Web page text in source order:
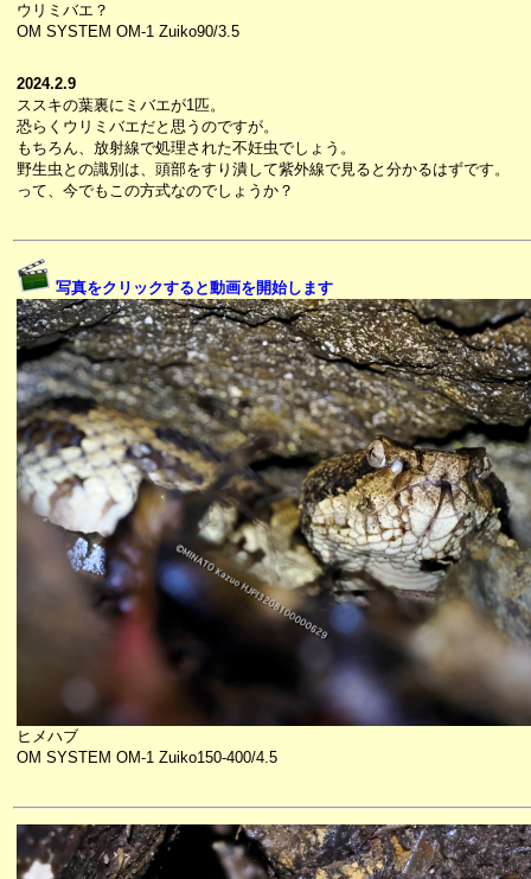
ウリミバエ？
OM SYSTEM OM-1 Zuiko90/3.5
2024.2.9
ススキの葉裏にミバエが1匹。
恐らくウリミバエだと思うのですが。
もちろん、放射線で処理された不妊虫でしょう。
野生虫との識別は、頭部をすり潰して紫外線で見ると分かるはずです。
って、今でもこの方式なのでしょうか？
写真をクリックすると動画を開始します
ヒメハブ
OM SYSTEM OM-1 Zuiko150-400/4.5